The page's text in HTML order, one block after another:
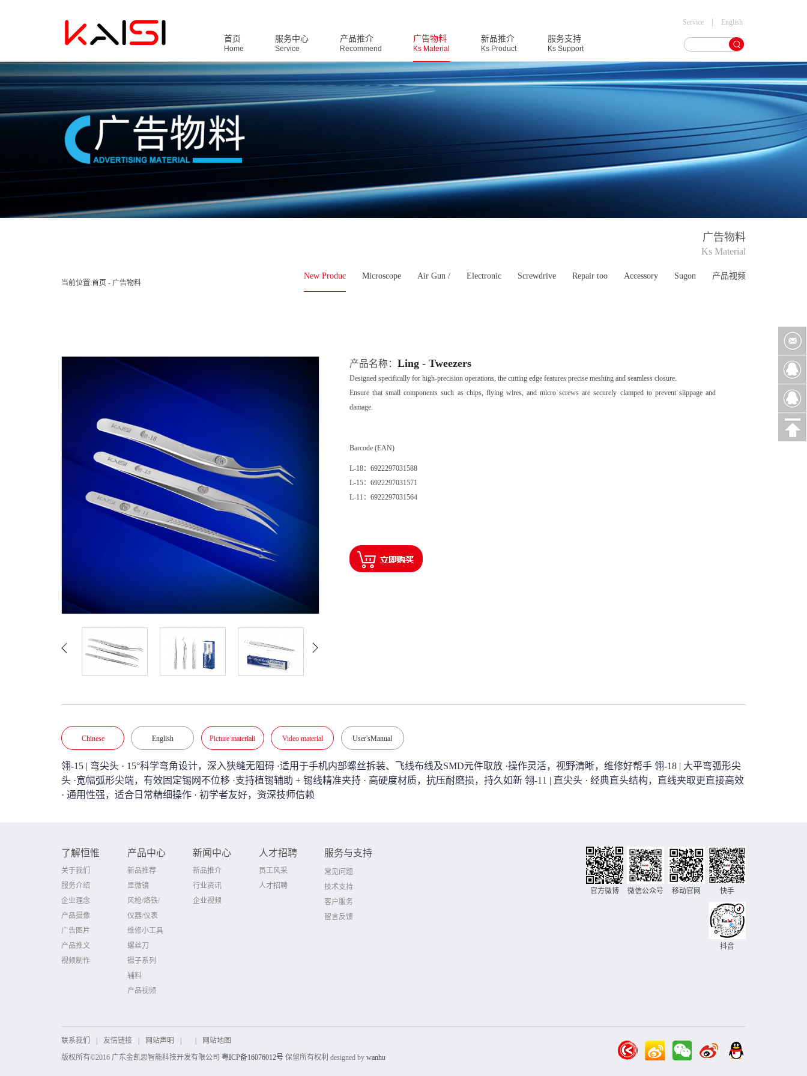
首页
Home
服务中心
Service
产品推介
Recommend
广告物料
Ks Material
新品推介
Ks Product
服务支持
Ks Support
Service English
广告物料
Ks Material
New Produc Microscope Air Gun / Electronic Screwdrive Repair too Accessory Sugon 产品视频
当前位置:首页 - 广告物料
产品名称： Ling - Tweezers
Designed specifically for high-precision operations, the cutting edge features precise meshing and seamless closure.
Ensure that small components such as chips, flying wires, and micro screws are securely clamped to prevent slippage and
damage.
Barcode (EAN)
L-18：6922297031588
L-15：6922297031571
L-11：6922297031564
Chinese English Picture materiali Video material User'sManual
翎-15 | 弯尖头 · 15°科学弯角设计，深入狭缝无阻碍 ·适用于手机内部螺丝拆装、飞线布线及SMD元件取放 ·操作灵活，视野清晰，维修好帮手 翎-18 | 大平弯弧形尖
头 ·宽幅弧形尖端，有效固定锡网不位移 ·支持植锡辅助 + 锡线精准夹持 · 高硬度材质，抗压耐磨损，持久如新 翎-11 | 直尖头
· 通用性强，适合日常精细操作 · 初学者友好，资深技师信赖
了解恒惟
关于我们
服务介绍
企业理念
产品摄像
广告图片
产品推文
视频制作
产品中心
新品推荐
显微镜
风枪/烙铁/
仪器/仪表
维修小工具
螺丝刀
镊子系列
辅料
产品视频
新闻中心
新品推介
行业资讯
企业视频
人才招聘
员工风采
人才招聘
服务与支持
常见问题
技术支持
客户服务
留言反馈
快手
移动官网
微信公众号
官方微博
抖音
联系我们 | 友情链接 | 网站声明 | | 网站地图
版权所有©2016 广东金凯思智能科技开发有限公司 粤ICP备16076012号 保留所有权利 designed by wanhu